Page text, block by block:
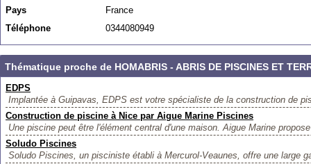
Pays
France
Téléphone
0344080949
Thématique proche de HOMABRIS - ABRIS DE PISCINES ET
EDPS
Implantée à Guipavas, EDPS est votre spécialiste de la construction de
Construction de piscine à Nice par Aigue Marine Piscines
Une piscine peut être l'élément central d'une maison. Aigue Marine
Soludo Piscines
Soludo Piscines, un pisciniste établi à Mercurol-Veaunes, offre une large